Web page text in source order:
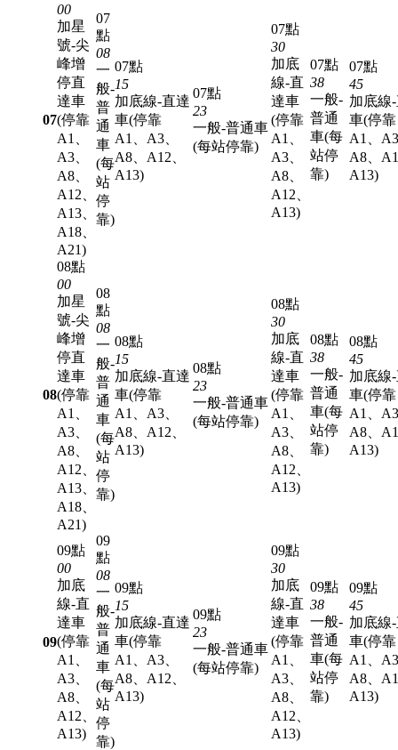
07
00
加星
號-尖
峰增
停直
達車
(停靠
A1、
A3、
A8、
A12、
A13、
A18、
A21)
07
點
08
一
般-
普
通
車
(每
站
停
靠)
07點
15
加底線-直達
車(停靠
A1、A3、
A8、A12、
A13)
07點
23
一般-普通車
(每站停靠)
07點
30
加底
線-直
達車
(停靠
A1、
A3、
A8、
A12、
A13)
07點
38
一般-
普通
車(每
站停
靠)
07點
45
加底線
車(停靠
A1、
A8、
A13)
08
08點
00
加星
號-尖
峰增
停直
達車
(停靠
A1、
A3、
A8、
A12、
A13、
A18、
A21)
08
點
08
一
般-
普
通
車
(每
站
停
靠)
08點
15
加底線-直達
車(停靠
A1、A3、
A8、A12、
A13)
08點
23
一般-普通車
(每站停靠)
08點
30
加底
線-直
達車
(停靠
A1、
A3、
A8、
A12、
A13)
08點
38
一般-
普通
車(每
站停
靠)
08點
45
加底線
車(停靠
A1、
A8、
A13)
09
09點
00
加底
線-直
達車
(停靠
A1、
A3、
A8、
A12、
A13)
09
點
08
一
般-
普
通
車
(每
站
停
靠)
09點
15
加底線-直達
車(停靠
A1、A3、
A8、A12、
A13)
09點
23
一般-普通車
(每站停靠)
09點
30
加底
線-直
達車
(停靠
A1、
A3、
A8、
A12、
A13)
09點
38
一般-
普通
車(每
站停
靠)
09點
45
加底線
車(停靠
A1、
A8、
A13)